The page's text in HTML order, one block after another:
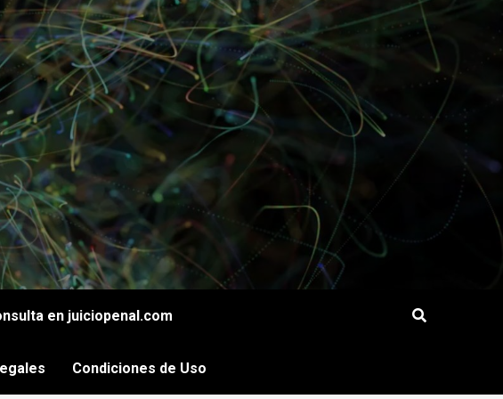
en juiciopenal.com
Condiciones de Uso